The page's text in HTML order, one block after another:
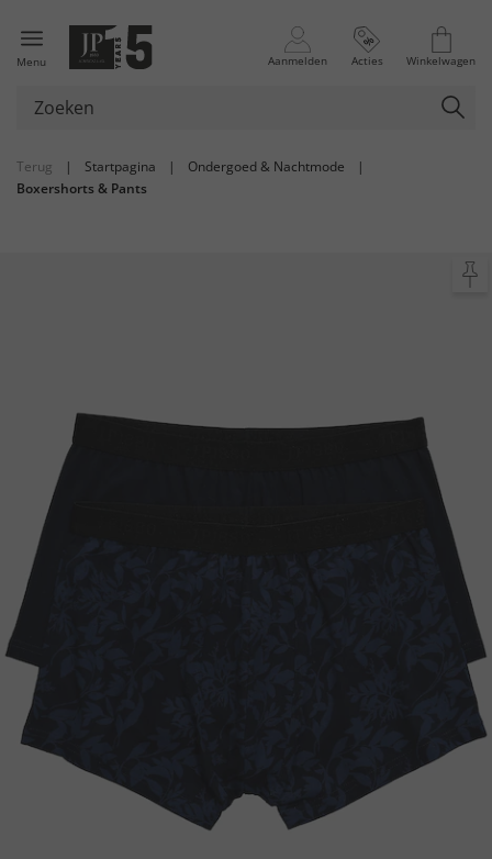
Menu Aanmelden Acties Winkelwagen
Terug | Startpagina | Ondergoed & Nachtmode
|
Boxershorts & Pants